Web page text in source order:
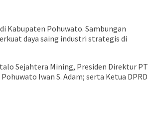
Kabupaten Pohuwato. Sambungan
daya saing industri strategis di
Sejahtera Mining, Presiden Direktur PT
Iwan S. Adam; serta Ketua DPRD